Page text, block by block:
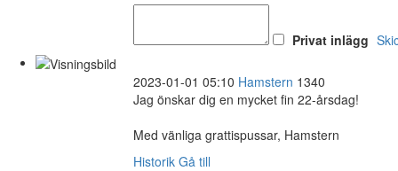
Privat inlägg
2023-01-01 05:10 Hamstern 1340
Jag önskar dig en mycket fin 22-årsdag!
Med vänliga grattispussar, Hamstern
Historik Gå till